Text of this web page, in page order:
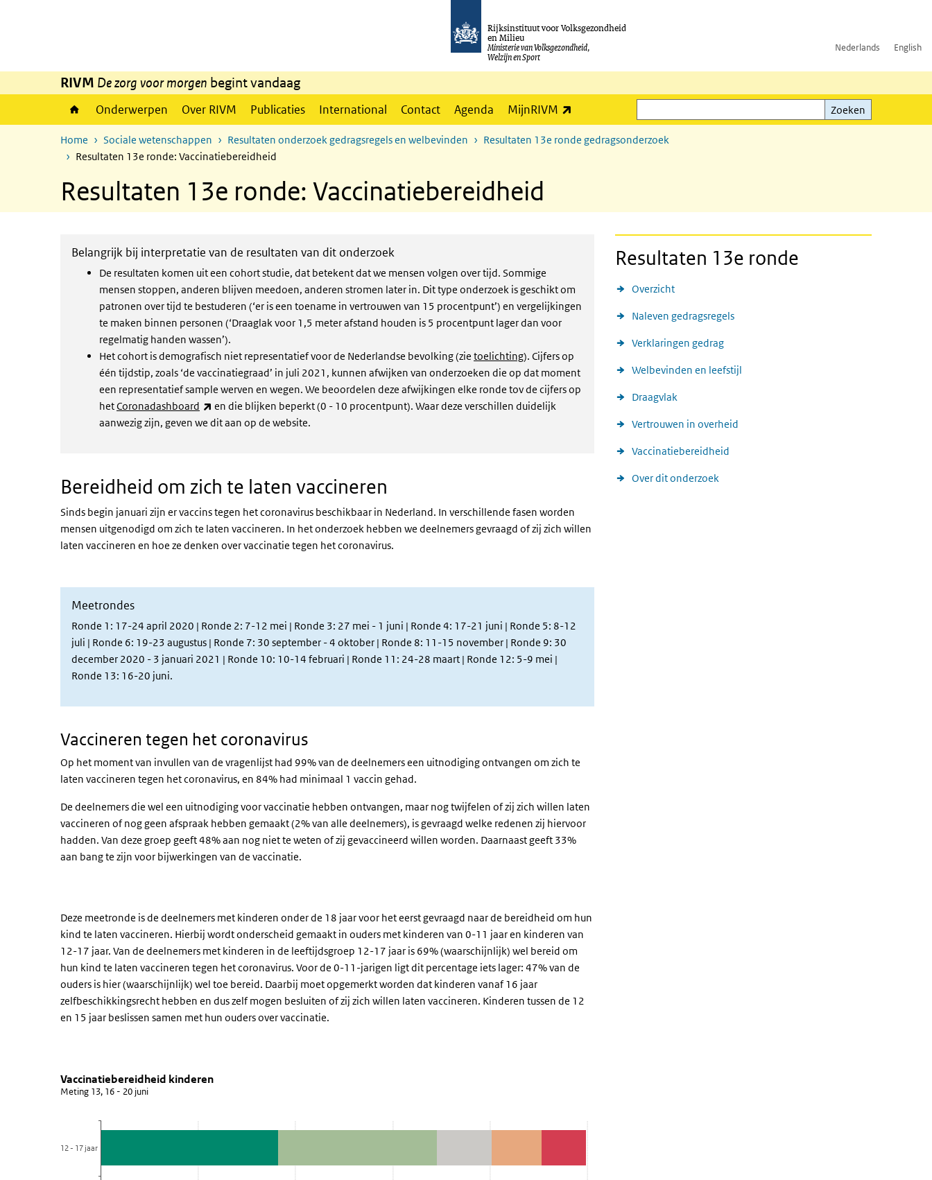
Rijksinstituut voor Volksgezondheid
en Milieu
Ministerie van Volksgezondheid,
Welzijn en Sport
Nederlands English
RIVM De zorg voor morgen begint vandaag
Onderwerpen Over RIVM Publicaties International Contact Agenda MijnRIVM
Zoeken
Zoeken
Home Sociale wetenschappen Resultaten onderzoek gedragsregels en welbevinden
Resultaten 13e ronde gedragsonderzoek
Resultaten 13e ronde: Vaccinatiebereidheid
Resultaten 13e ronde: Vaccinatiebereidheid
Belangrijk bij interpretatie van de resultaten van dit onderzoek
De resultaten komen uit een cohort studie, dat betekent dat we mensen volgen over tijd. Sommige
mensen stoppen, anderen blijven meedoen, anderen stromen later in. Dit type onderzoek is geschikt om
patronen over tijd te bestuderen (‘er is een toename in vertrouwen van 15 procentpunt’) en vergelijkingen
te maken binnen personen (‘Draaglak voor 1,5 meter afstand houden is 5 procentpunt lager dan voor
regelmatig handen wassen’).
Het cohort is demografisch niet representatief voor de Nederlandse bevolking (zie toelichting). Cijfers op
één tijdstip, zoals ‘de vaccinatiegraad’ in juli 2021, kunnen afwijken van onderzoeken die op dat moment
een representatief sample werven en wegen. We beoordelen deze afwijkingen elke ronde tov de cijfers op
hetCoronadashboard (externe link)
en die blijken beperkt (0 - 10 procentpunt). Waar deze verschillen duidelijk
aanwezig zijn, geven we dit aan op de website.
Bereidheid om zich te laten vaccineren
Sinds begin januari zijn er vaccins tegen het coronavirus beschikbaar in Nederland. In verschillende fasen worden
mensen uitgenodigd om zich te laten vaccineren. In het onderzoek hebben we deelnemers gevraagd of zij zich willen
laten vaccineren en hoe ze denken over vaccinatie tegen het coronavirus.
Meetrondes
Ronde 1: 17-24 april 2020 | Ronde 2: 7-12 mei | Ronde 3: 27 mei - 1 juni | Ronde 4: 17-21 juni | Ronde 5: 8-12
juli | Ronde 6: 19-23 augustus | Ronde 7: 30 september - 4 oktober | Ronde 8: 11-15 november | Ronde 9: 30
december 2020 - 3 januari 2021 | Ronde 10: 10-14 februari | Ronde 11: 24-28 maart | Ronde 12: 5-9 mei |
Ronde 13: 16-20 juni.
Vaccineren tegen het coronavirus
Op het moment van invullen van de vragenlijst had 99% van de deelnemers een uitnodiging ontvangen om zich te
laten vaccineren tegen het coronavirus, en 84% had minimaal 1 vaccin gehad.
De deelnemers die wel een uitnodiging voor vaccinatie hebben ontvangen, maar nog twijfelen of zij zich willen laten
vaccineren of nog geen afspraak hebben gemaakt (2% van alle deelnemers), is gevraagd welke redenen zij hiervoor
hadden. Van deze groep geeft 48% aan nog niet te weten of zij gevaccineerd willen worden. Daarnaast geeft 33%
aan bang te zijn voor bijwerkingen van de vaccinatie.
Deze meetronde is de deelnemers met kinderen onder de 18 jaar voor het eerst gevraagd naar de bereidheid om hun
kind te laten vaccineren. Hierbij wordt onderscheid gemaakt in ouders met kinderen van 0-11 jaar en kinderen van
12-17 jaar. Van de deelnemers met kinderen in de leeftijdsgroep 12-17 jaar is 69% (waarschijnlijk) wel bereid om
hun kind te laten vaccineren tegen het coronavirus. Voor de 0-11-jarigen ligt dit percentage iets lager: 47% van de
ouders is hier (waarschijnlijk) wel toe bereid. Daarbij moet opgemerkt worden dat kinderen vanaf 16 jaar
zelfbeschikkingsrecht hebben en dus zelf mogen besluiten of zij zich willen laten vaccineren. Kinderen tussen de 12
en 15 jaar beslissen samen met hun ouders over vaccinatie.
Vaccinatiebereidheid
Sla de grafiek 'Vaccinatiebereidheid kinderen' over en ga naar de datatabel
Vaccinatiebereidheid kinderen
Meting 13, 16 - 20 juni
De grafiek heeft 1 X-as die categories weergeeft.
De grafiek heeft 1 Y-as die percentage weergeeft.
Vaccinatiebereidheid kinderen
Meting 13, 16 - 20 juni
12 - 17 jaar
Resultaten 13e ronde
Overzicht
Naleven gedragsregels
Verklaringen gedrag
Welbevinden en leefstijl
Draagvlak
Vertrouwen in overheid
Vaccinatiebereidheid
Over dit onderzoek